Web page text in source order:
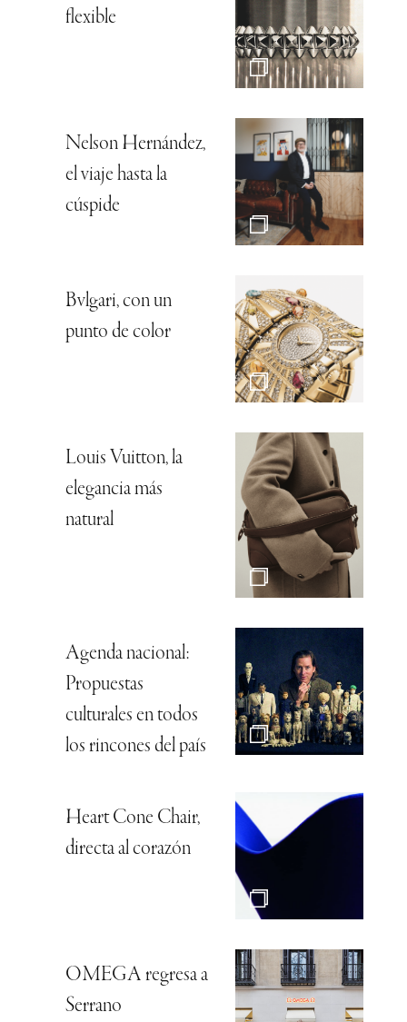
flexible
Nelson Hernández,
el viaje hasta la
cúspide
Bvlgari, con un
punto de color
Louis Vuitton, la
elegancia más
natural
Agenda nacional:
Propuestas
culturales en todos
los rincones del país
Heart Cone Chair,
directa al corazón
OMEGA regresa a
Serrano